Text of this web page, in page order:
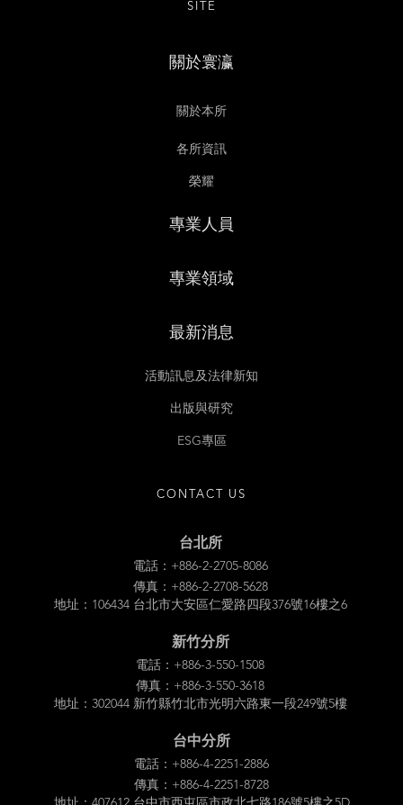
SITE
關於寰瀛
關於本所
各所資訊
榮耀
專業人員
專業領域
最新消息
活動訊息及法律新知
出版與研究
ESG專區
CONTACT US
台北所
電話：+886-2-2705-8086
傳真：+886-2-2708-5628
地址：106434 台北市大安區仁愛路四段376號16樓之6
新竹分所
電話：+886-3-550-1508
傳真：+886-3-550-3618
地址：302044 新竹縣竹北市光明六路東一段249號5樓
台中分所
電話：+886-4-2251-2886
傳真：+886-4-2251-8728